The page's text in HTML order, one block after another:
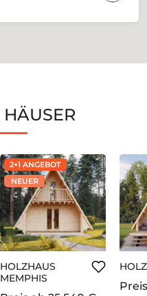
2+1 ANGEBOT
NEUER
HOLZHAUS
MEMPHIS